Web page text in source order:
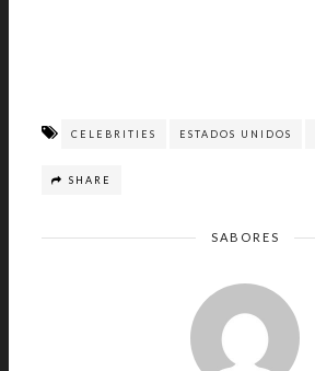
CELEBRITIES ESTADOS UNIDOS
SHARE
SABORES